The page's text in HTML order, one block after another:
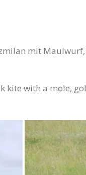
mit
kite with a mole,